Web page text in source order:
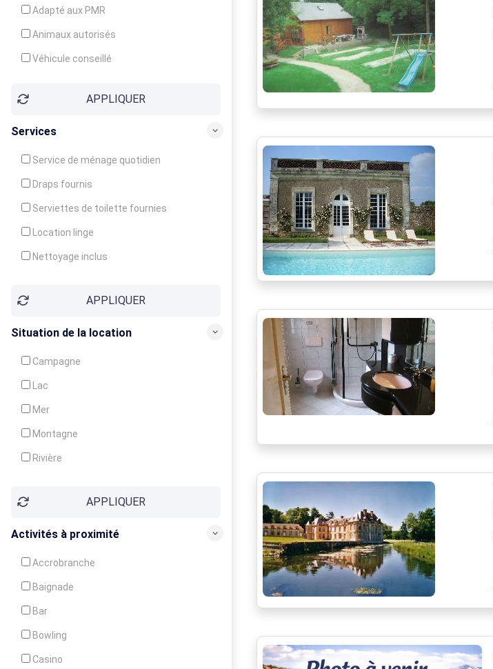
Adapté aux PMR
Animaux autorisés
Véhicule conseillé
APPLIQUER
Services
Service de ménage quotidien
Draps fournis
Serviettes de toilette fournies
Location linge
Nettoyage inclus
Garde d'enfants
Crèche
APPLIQUER
Situation de la location
Campagne
Lac
Mer
Montagne
Rivière
APPLIQUER
Activités à proximité
Accrobranche
Baignade
Bar
Bowling
Casino